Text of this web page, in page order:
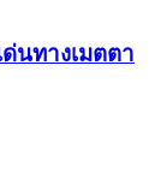
นทางเมตตา​